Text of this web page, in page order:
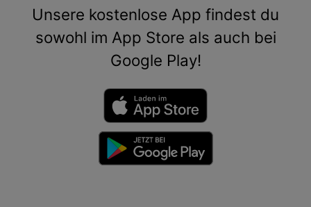
Unsere kostenlose App findest du
sowohl im App Store als auch bei
Google Play!